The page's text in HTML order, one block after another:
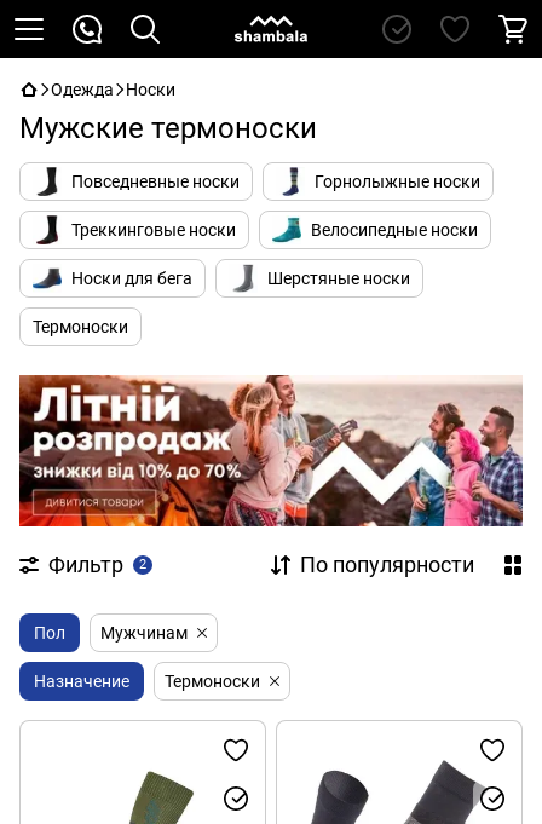
Одежда Носки
Мужские термоноски
Повседневные носки Горнолыжные носки
Треккинговые носки Велосипедные носки
Носки для бега Шерстяные носки
Термоноски
Фильтр 2 По популярности
Пол Мужчинам
Назначение Термоноски